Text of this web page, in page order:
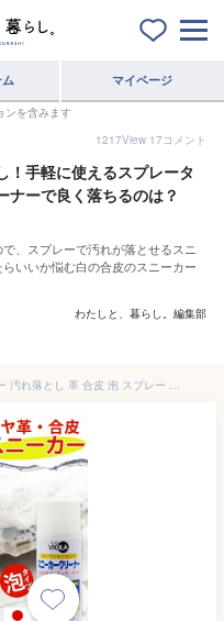
マイページ
ンを含みます
1217View 17コメント
！手軽に使えるスプレータ
ナーで良く落ちるのは？
、スプレーで汚れが落とせるスニ
いいか悩む白の合皮のスニーカー
わたしと、暮らし。編集部
ヴィオラ VIOLA スニーカー クリーナー 汚れ落とし 革 合皮 泡 スプレー 汚れ 落とし方 アディダス スタンスミス お手入れ 洗い方 泥汚れ 洗う シャンプー 洗剤 クリーニング